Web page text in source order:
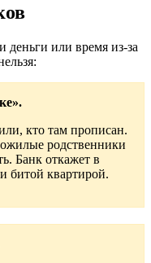
деньги или время из-за
кто там прописан.
родственники
Банк откажет в
битой квартирой.